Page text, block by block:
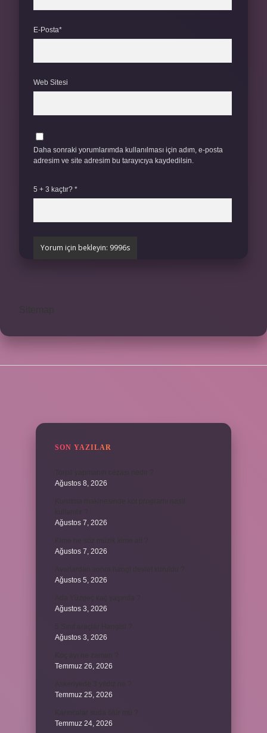
E-Posta*
Web Sitesi
Daha sonraki yorumlarımda kullanılması için adım, e-posta
adresim ve site adresim bu tarayıcıya kaydedilsin.
5 + 3 kaçtır? *
SON YAZILAR
Ağustos 8, 2026
Ağustos 7, 2026
Ağustos 7, 2026
Ağustos 5, 2026
Ağustos 3, 2026
Ağustos 3, 2026
Temmuz 26, 2026
Temmuz 25, 2026
Temmuz 24, 2026